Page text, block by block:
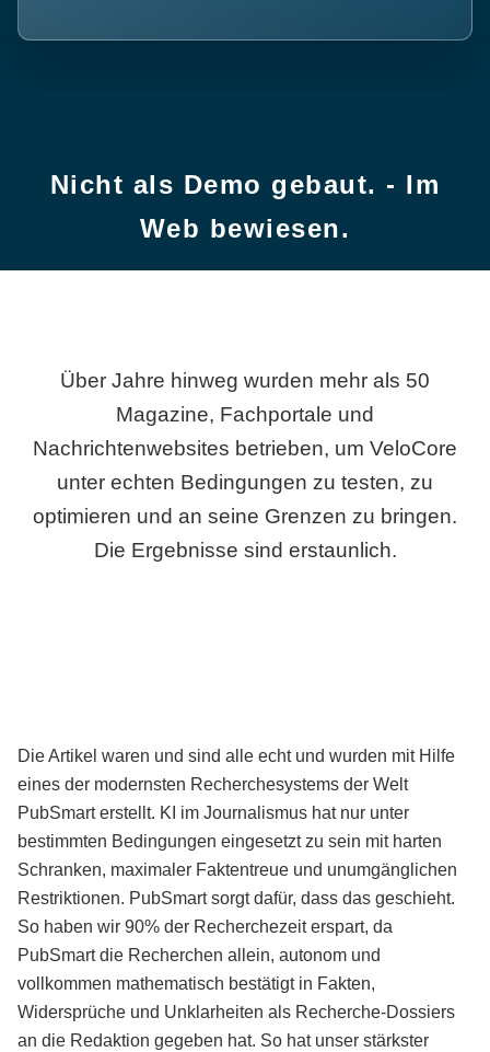
Nicht als Demo gebaut. - Im
Web bewiesen.
Über Jahre hinweg wurden mehr als 50
Magazine, Fachportale und
Nachrichtenwebsites betrieben, um VeloCore
unter echten Bedingungen zu testen, zu
optimieren und an seine Grenzen zu bringen.
Die Ergebnisse sind erstaunlich.
Die Artikel waren und sind alle echt und wurden mit Hilfe
eines der modernsten Recherchesystems der Welt
PubSmart erstellt. KI im Journalismus hat nur unter
bestimmten Bedingungen eingesetzt zu sein mit harten
Schranken, maximaler Faktentreue und unumgänglichen
Restriktionen. PubSmart sorgt dafür, dass das geschieht.
So haben wir 90% der Recherchezeit erspart, da
PubSmart die Recherchen allein, autonom und
vollkommen mathematisch bestätigt in Fakten,
Widersprüche und Unklarheiten als Recherche-Dossiers
an die Redaktion gegeben hat. So hat unser stärkster